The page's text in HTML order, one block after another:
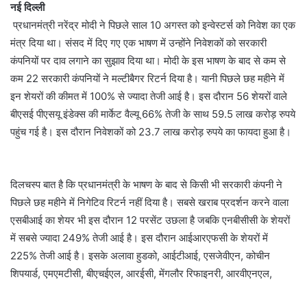
नई दिल्ली
प्रधानमंत्री नरेंद्र मोदी ने पिछले साल 10 अगस्त को इन्वेस्टर्स को निवेश का एक
मंत्र दिया था। संसद में दिए गए एक भाषण में उन्होंने निवेशकों को सरकारी
कंपनियों पर दाव लगाने का सुझाव दिया था। मोदी के इस भाषण के बाद से कम से
कम 22 सरकारी कंपनियों ने मल्टीबैगर रिटर्न दिया है। यानी पिछले छह महीने में
इन शेयरों की कीमत में 100% से ज्यादा तेजी आई है। इस दौरान 56 शेयरों वाले
बीएसई पीएसयू इंडेक्स की मार्केट वैल्यू 66% तेजी के साथ 59.5 लाख करोड़ रुपये
पहुंच गई है। इस दौरान निवेशकों को 23.7 लाख करोड़ रुपये का फायदा हुआ है।
दिलचस्प बात है कि प्रधानमंत्री के भाषण के बाद से किसी भी सरकारी कंपनी ने
पिछले छह महीने में निगेटिव रिटर्न नहीं दिया है। सबसे खराब प्रदर्शन करने वाला
एसबीआई का शेयर भी इस दौरान 12 परसेंट उछला है जबकि एनबीसीसी के शेयरों
में सबसे ज्यादा 249% तेजी आई है। इस दौरान आईआरएफसी के शेयरों में
225% तेजी आई है। इसके अलावा हुडको, आईटीआई, एसजेवीएन, कोचीन
शिपयार्ड, एमएमटीसी, बीएचईएल, आरईसी, मेंगलौर रिफाइनरी, आरवीएनएल,